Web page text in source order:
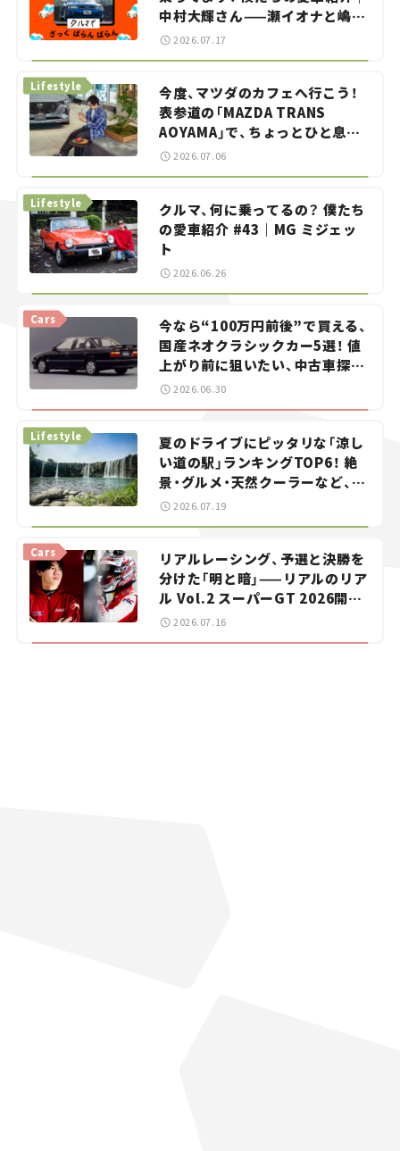
中村大輝さん——瀬イオナと嶋田
智之の「クルマでざっくばらんば
2026.07.17
今度、マツダのカフェへ行こう！
表参道の「MAZDA TRANS
AOYAMA」で、ちょっとひと息。
——連載｜CCGとクルマでどうす
る？＜第13回＞
Lifestyle
2026.07.06
クルマ、何に乗ってるの？ 僕たち
の愛車紹介 #43｜MG ミジェッ
ト
Lifestyle
2026.06.26
今なら“100万円前後”で買える、
国産ネオクラシックカー5選！ 値
上がり前に狙いたい、中古車探し
をお手伝い――ちょっとイケてるマ
イカー選び #02
Cars
2026.06.30
夏のドライブにピッタリな「涼し
い道の駅」ランキングTOP6！ 絶
景・グルメ・天然クーラーなど、避
暑におすすめのスポットを紹介
Lifestyle
2026.07.19
リアルレーシング、予選と決勝を
分けた「明と暗」——リアルのリア
ル Vol.2 スーパーGT 2026開幕
戦 岡山国際サーキット
Cars
2026.07.16